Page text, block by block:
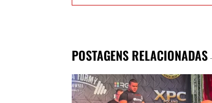
POSTAGENS RELACIONADAS